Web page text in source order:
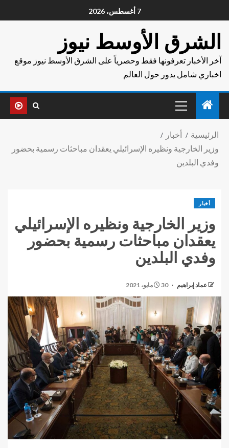
7 أغسطس، 2026
الشرق الأوسط نيوز
آخر الأخبار تعرفونها فقط وحصرياً على الشرق الأوسط نيوز موقع
اخباري شامل يدور حول العالم
الرئيسية
أخبار
وزير الخارجية ونظيره الإسرائيلي يعقدان مباحثات رسمية بحضور
وفدي البلدين
أخبار
وزير الخارجية ونظيره الإسرائيلي
يعقدان مباحثات رسمية بحضور
وفدي البلدين
عماد إبراهيم 30 مايو، 2021